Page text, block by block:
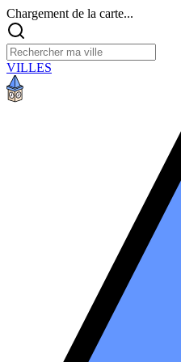
Chargement de la carte...
VILLES